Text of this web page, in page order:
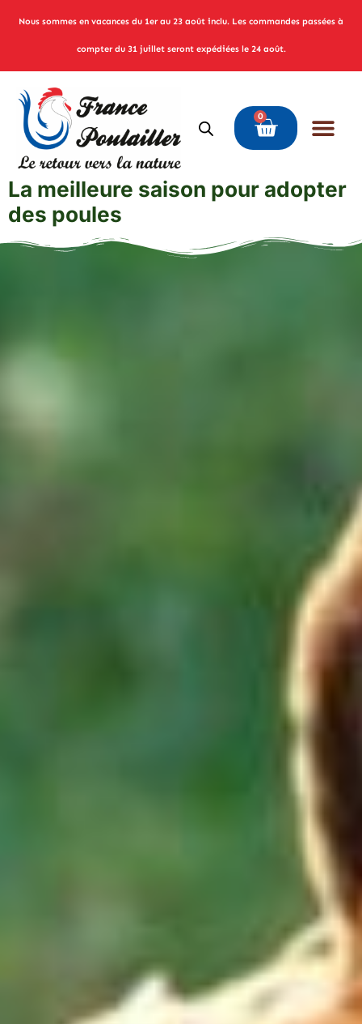
Nous sommes en vacances du 1er au 23 août inclu. Les commandes passées à
compter du 31 juillet seront expédiées le 24 août.
0
La meilleure saison pour adopter
des poules